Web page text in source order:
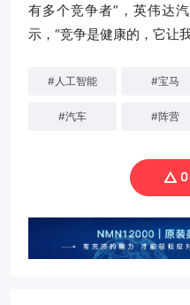
有多个竞争者”，英伟达
示，“竞争是健康的，它让
# 人工智能 #宝马
#汽车 #阵营
0